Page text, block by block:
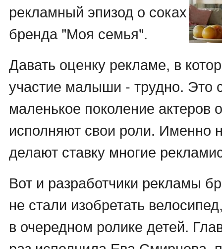
рекламный эпизод о соках
бренда "Моя семья".
Давать оценку рекламе, в
участие малыши - трудно. Это
маленькое поколение актеров
исполняют свои роли. Именно
делают ставку многие
Вот и разработчики рекламы
не стали изобретать
в очередном ролике детей.